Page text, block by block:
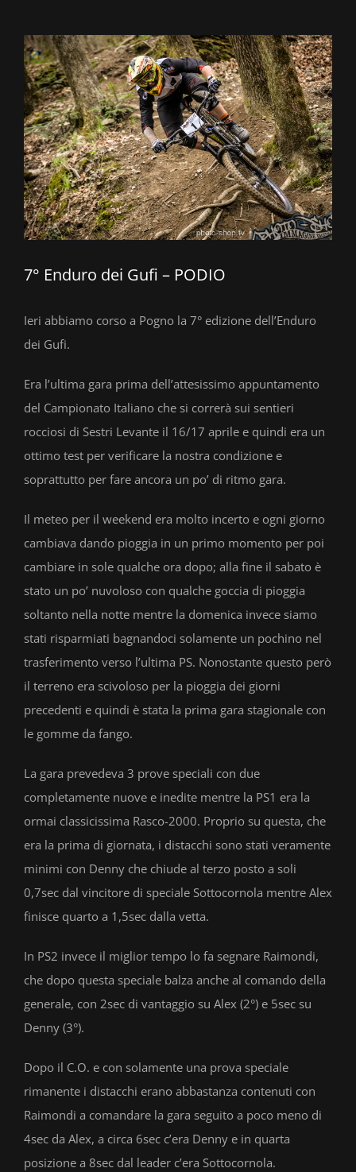
Ingrandisci
immagine
7° Enduro dei Gufi – PODIO
Ieri abbiamo corso a Pogno la 7° edizione dell’Enduro
dei Gufi.
Era l’ultima gara prima dell’attesissimo appuntamento
del Campionato Italiano che si correrà sui sentieri
rocciosi di Sestri Levante il 16/17 aprile e quindi era un
ottimo test per verificare la nostra condizione e
soprattutto per fare ancora un po’ di ritmo gara.
Il meteo per il weekend era molto incerto e ogni giorno
cambiava dando pioggia in un primo momento per poi
cambiare in sole qualche ora dopo; alla fine il sabato è
stato un po’ nuvoloso con qualche goccia di pioggia
soltanto nella notte mentre la domenica invece siamo
stati risparmiati bagnandoci solamente un pochino nel
trasferimento verso l’ultima PS. Nonostante questo però
il terreno era scivoloso per la pioggia dei giorni
precedenti e quindi è stata la prima gara stagionale con
le gomme da fango.
La gara prevedeva 3 prove speciali con due
completamente nuove e inedite mentre la PS1 era la
ormai classicissima Rasco-2000. Proprio su questa, che
era la prima di giornata, i distacchi sono stati veramente
minimi con Denny che chiude al terzo posto a soli
0,7sec dal vincitore di speciale Sottocornola mentre Alex
finisce quarto a 1,5sec dalla vetta.
In PS2 invece il miglior tempo lo fa segnare Raimondi,
che dopo questa speciale balza anche al comando della
generale, con 2sec di vantaggio su Alex (2°) e 5sec su
Denny (3°).
Dopo il C.O. e con solamente una prova speciale
rimanente i distacchi erano abbastanza contenuti con
Raimondi a comandare la gara seguito a poco meno di
4sec da Alex, a circa 6sec c’era Denny e in quarta
posizione a 8sec dal leader c’era Sottocornola.